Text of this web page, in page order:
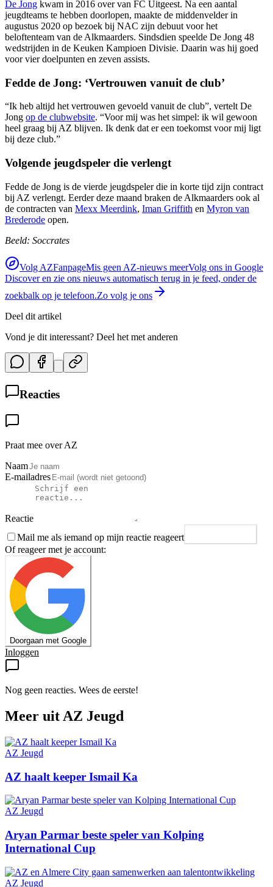
De Jong kwam in 2016 over van FC Uitgeest. Na een aantal
jeugdteams te hebben doorlopen, maakte de middenvelder in
augustus 2020 op bezoek bij NAC zijn debuut voor het
beloftenteam van de Alkmaarders. Sindsdien speelde De Jong 48
wedstrijden in de Keuken Kampioen Divisie. Daarin was hij goed
voor vier doelpunten en zeven assists.
Fedde de Jong: ‘Vertrouwen vanuit de club’
“Ik heb altijd het vertrouwen gevoeld vanuit de club”, vertelt De
Jong op de clubwebsite. “Voor mij was het simpel: ik wil gewoon
heel graag bij AZ blijven. Ik denk dat er een toekomst voor mij ligt
bij deze club.”
Volgende jeugdspeler die verlengt
Fedde de Jong is de vierde jeugdspeler die in korte tijd zijn contract
bij AZ verlengt. Eerder deze maand braken de Alkmaarders ook al
de contracten van Mexx Meerdink, Iman Griffith en Myron van
Brederode open.
Beeld: Soccrates
Volg AZFanpageMis geen AZ-nieuws meerVolg ons in Google
Discover en zie ons nieuws automatisch terug in je feed, onder de
zoekbalk op je telefoon.Zo volg je ons
Deel dit artikel
Vond je dit interessant? Deel het met anderen
Reacties
Praat mee over AZ
Naam
E-mailadres
Reactie
Mail me als iemand op mijn reactie reageert
Of reageer met je account:
Doorgaan met Google
Inloggen
Nog geen reacties. Wees de eerste!
Meer uit AZ Jeugd
AZ Jeugd
AZ haalt keeper Ismail Ka
AZ Jeugd
Aryan Parmar beste speler van Kolping
International Cup
AZ Jeugd